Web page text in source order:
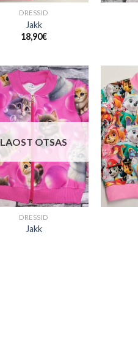
DRESSID
Jakk
18,90€
LAOST OTSAS
DRESSID
Jakk